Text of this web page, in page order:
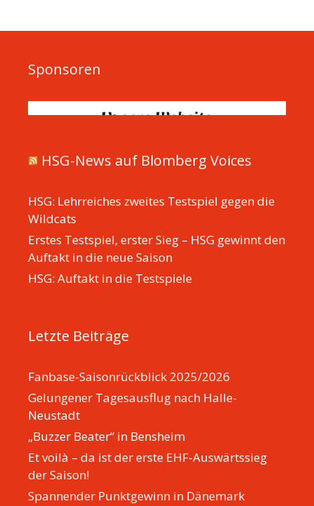
Sponsoren
HSG-News auf Blomberg Voices
HSG: Lehrreiches zweites Testspiel gegen die
Wildcats
Erstes Testspiel, erster Sieg – HSG gewinnt den
Auftakt in die neue Saison
HSG: Auftakt in die Testspiele
Letzte Beiträge
Fanbase-Saisonrückblick 2025/2026
Gelungener Tagesausflug nach Halle-
Neustadt
„Buzzer Beater“ in Bensheim
Et voilà – da ist der erste EHF-Auswärtssieg
der Saison!
Spannender Punktgewinn in Dänemark